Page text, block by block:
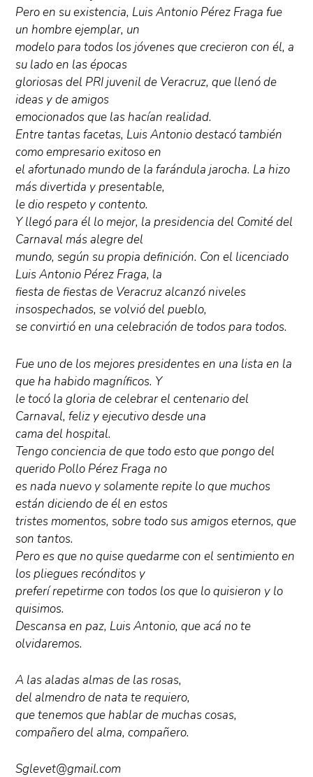
Pero en su existencia, Luis Antonio Pérez Fraga fue
un hombre ejemplar, un
modelo para todos los jóvenes que crecieron con él, a
su lado en las épocas
gloriosas del PRI juvenil de Veracruz, que llenó de
ideas y de amigos
emocionados que las hacían realidad.
Entre tantas facetas, Luis Antonio destacó también
como empresario exitoso en
el afortunado mundo de la farándula jarocha. La hizo
más divertida y presentable,
le dio respeto y contento.
Y llegó para él lo mejor, la presidencia del Comité del
Carnaval más alegre del
mundo, según su propia definición. Con el licenciado
Luis Antonio Pérez Fraga, la
fiesta de fiestas de Veracruz alcanzó niveles
insospechados, se volvió del pueblo,
se convirtió en una celebración de todos para todos.
Fue uno de los mejores presidentes en una lista en la
que ha habido magníficos. Y
le tocó la gloria de celebrar el centenario del
Carnaval, feliz y ejecutivo desde una
cama del hospital.
Tengo conciencia de que todo esto que pongo del
querido Pollo Pérez Fraga no
es nada nuevo y solamente repite lo que muchos
están diciendo de él en estos
tristes momentos, sobre todo sus amigos eternos, que
son tantos.
Pero es que no quise quedarme con el sentimiento en
los pliegues recónditos y
preferí repetirme con todos los que lo quisieron y lo
quisimos.
Descansa en paz, Luis Antonio, que acá no te
olvidaremos.
A las aladas almas de las rosas,
del almendro de nata te requiero,
que tenemos que hablar de muchas cosas,
compañero del alma, compañero.
Sglevet@gmail.com